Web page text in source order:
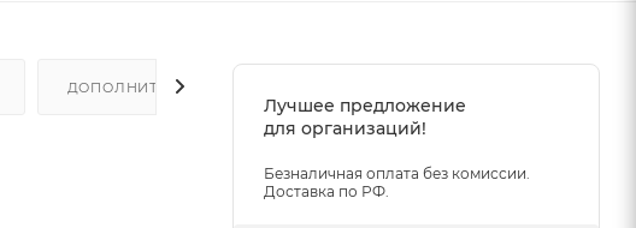
ДОПОЛНИТЕЛЬНО
Лучшее предложение
для организаций!
Безналичная оплата без комиссии.
Доставка по РФ.